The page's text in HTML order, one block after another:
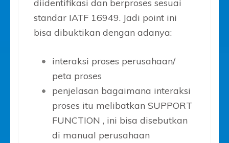
diidentifikasi dan berproses sesuai
standar IATF 16949. Jadi point ini
bisa dibuktikan dengan adanya:
interaksi proses perusahaan/
peta proses
penjelasan bagaimana interaksi
proses itu melibatkan SUPPORT
FUNCTION , ini bisa disebutkan
di manual perusahaan